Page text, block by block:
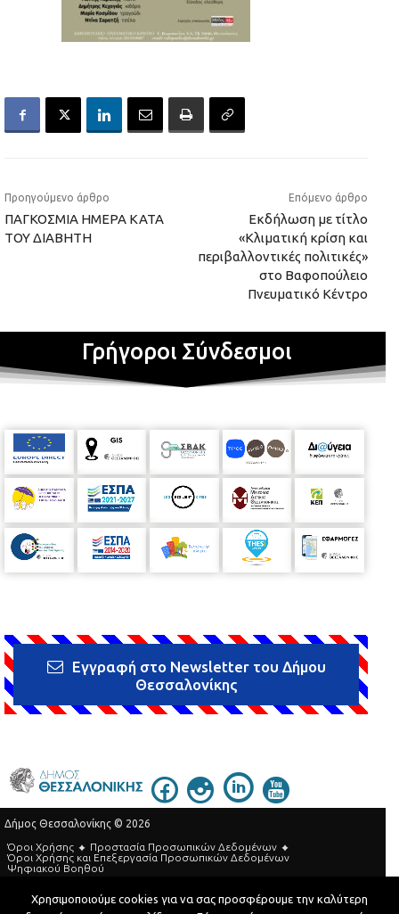
Προηγούμενο άρθρο
ΠΑΓΚΟΣΜΙΑ ΗΜΕΡΑ ΚΑΤΑ
ΤΟΥ ΔΙΑΒΗΤΗ
Επόμενο άρθρο
Εκδήλωση με τίτλο
«Κλιματική κρίση και
περιβαλλοντικές πολιτικές»
στο Βαφοπούλειο
Πνευματικό Κέντρο
Γρήγοροι Σύνδεσμοι
Εγγραφή στο Newsletter του Δήμου
Θεσσαλονίκης
Δήμος Θεσσαλονίκης © 2026
Όροι Χρήσης
Προστασία Προσωπικών Δεδομένων
Όροι Xρήσης και Eπεξεργασία Προσωπικών Δεδομένων
Ψηφιακού Βοηθού
Τηλεφωνικός Κατάλογος
Χρησιμοποιούμε cookies για να σας προσφέρουμε την καλύτερη